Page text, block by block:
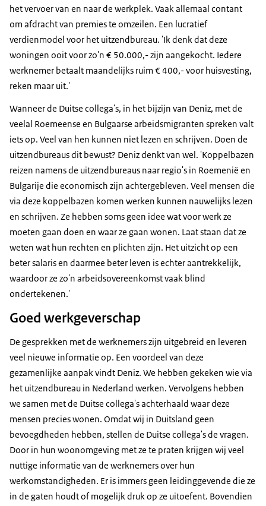
het vervoer van en naar de werkplek. Vaak allemaal contant
om afdracht van premies te omzeilen. Een lucratief
verdienmodel voor het uitzendbureau. 'Ik denk dat deze
woningen ooit voor zo'n € 50.000,- zijn aangekocht. Iedere
werknemer betaalt maandelijks ruim € 400,- voor huisvesting,
reken maar uit.'
Wanneer de Duitse collega's, in het bijzijn van Deniz, met de
veelal Roemeense en Bulgaarse arbeidsmigranten spreken valt
iets op. Veel van hen kunnen niet lezen en schrijven. Doen de
uitzendbureaus dit bewust? Deniz denkt van wel. 'Koppelbazen
reizen namens de uitzendbureaus naar regio's in Roemenië en
Bulgarije die economisch zijn achtergebleven. Veel mensen die
via deze koppelbazen komen werken kunnen nauwelijks lezen
en schrijven. Ze hebben soms geen idee wat voor werk ze
moeten gaan doen en waar ze gaan wonen. Laat staan dat ze
weten wat hun rechten en plichten zijn. Het uitzicht op een
beter salaris en daarmee beter leven is echter aantrekkelijk,
waardoor ze zo'n arbeidsovereenkomst vaak blind
ondertekenen.'
Goed werkgeverschap
De gesprekken met de werknemers zijn uitgebreid en leveren
veel nieuwe informatie op. Een voordeel van deze
gezamenlijke aanpak vindt Deniz. We hebben gekeken wie via
het uitzendbureau in Nederland werken. Vervolgens hebben
we samen met de Duitse collega's achterhaald waar deze
mensen precies wonen. Omdat wij in Duitsland geen
bevoegdheden hebben, stellen de Duitse collega's de vragen.
Door in hun woonomgeving met ze te praten krijgen wij veel
nuttige informatie van de werknemers over hun
werkomstandigheden. Er is immers geen leidinggevende die ze
in de gaten houdt of mogelijk druk op ze uitoefent. Bovendien